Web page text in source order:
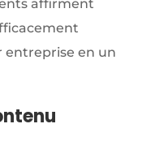
affirment
entreprise en un